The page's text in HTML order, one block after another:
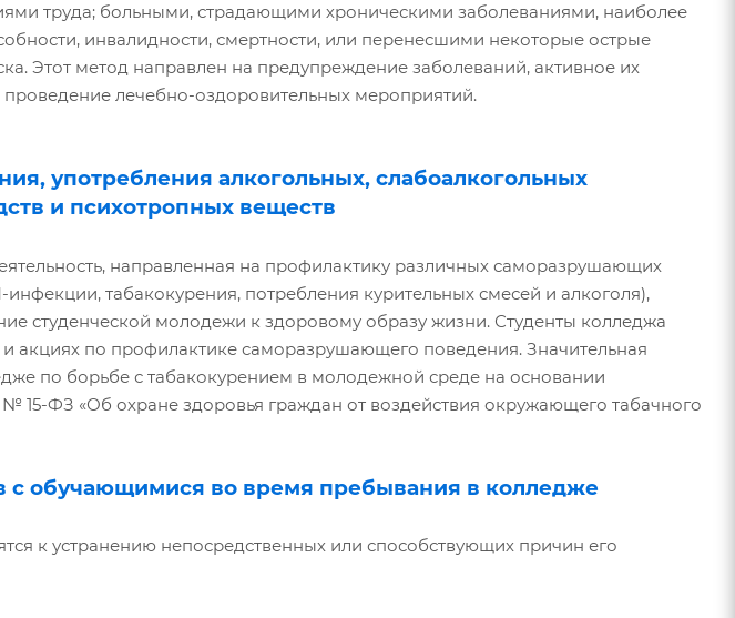
труда; больными, страдающими хроническими заболеваниями, наиболее
инвалидности, смертности, или перенесшими некоторые острые
Этот метод направлен на предупреждение заболеваний, активное их
лечебно-оздоровительных мероприятий.
употребления алкогольных, слабоалкогольных
и психотропных веществ
направленная на профилактику различных саморазрушающих
табакокурения, потребления курительных смесей и алкоголя),
студенческой молодежи к здоровому образу жизни. Студенты колледжа
акциях по профилактике саморазрушающего поведения. Значительная
по борьбе с табакокурением в молодежной среде на основании
15-ФЗ «Об охране здоровья граждан от воздействия окружающего табачного
с обучающимися во время пребывания в колледже
к устранению непосредственных или способствующих причин его